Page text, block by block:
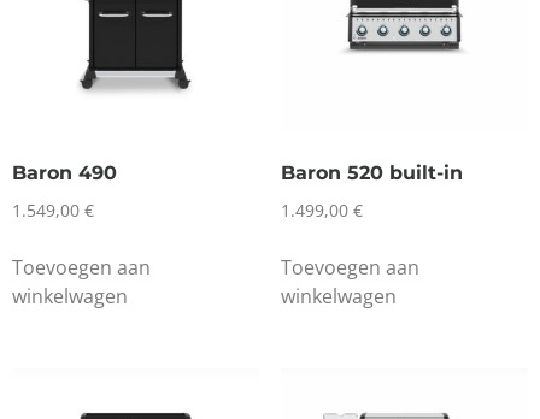
Baron 490
1.549,00 €
Toevoegen aan
winkelwagen
Baron 520 built-in
1.499,00 €
Toevoegen aan
winkelwagen